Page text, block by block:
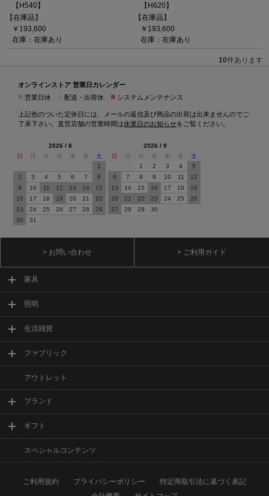
【H540】
【在庫品】
￥193,600
在庫：在庫あり
【H620】
【在庫品】
￥193,600
在庫：在庫あり
10件あります
オンラインストア 営業日カレンダー
営業日休 配送・出荷休 ■ システムメンテナンス
上記色のついた定休日には、メールの返信及び商品の出荷は出来ませんのでご
了承下さい。直営店舗の営業時間は休業日のお知らせをご覧ください。
2026 / 8
日
月 火 水 木 金
土
1
2
3 4 5 6 7
8
9
10 11 12 13 14
15
16
17 18 19 20 21
22
23
24 25 26 27 28
29
30
31
2026 / 9
日
月 火 水 木 金
土
1
2 3 4
5
6
7 8 9 10 11
12
13
14 15 16 17 18
19
20
21 22 23 24 25
26
27
28 29 30
> お問い合わせ > ご利用ガイド
家具
照明
生活雑貨
ファブリック
アウトレット
ブランド
ギフト
スペシャルコンテンツ
ご利用規約 プライバシーポリシー
特定商取引法に基づく表記